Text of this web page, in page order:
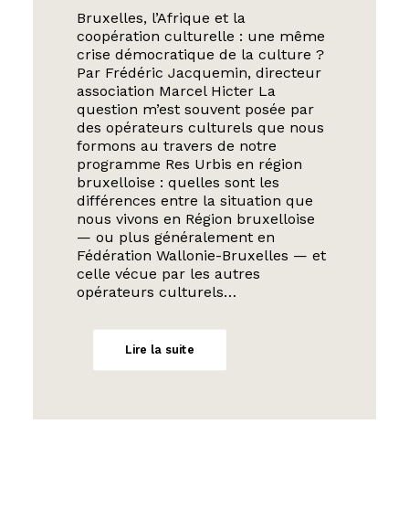
Bruxelles, l’Afrique et la
coopération culturelle : une même
crise démocratique de la culture ?
Par Frédéric Jacquemin, directeur
association Marcel Hicter La
question m’est souvent posée par
des opérateurs culturels que nous
formons au travers de notre
programme Res Urbis en région
bruxelloise : quelles sont les
différences entre la situation que
nous vivons en Région bruxelloise
— ou plus généralement en
Fédération Wallonie-Bruxelles — et
celle vécue par les autres
opérateurs culturels…
Lire la suite